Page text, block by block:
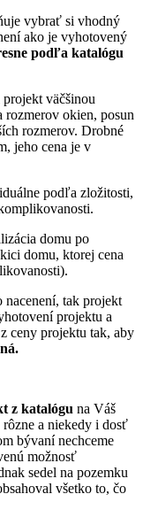
vybrať si vhodný
ako je vyhotovený
podľa katalógu
väčšinou
rozmerov okien, posun
rozmerov. Drobné
jeho cena je v
podľa zložitosti,
domu po
domu, ktorej cena
nacenení, tak projekt
projektu a
z ceny projektu tak, aby
z katalógu na Váš
a niekedy i dosť
bývaní nechceme
možnosť
sedel na pozemku
všetko to, čo